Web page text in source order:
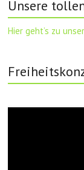
Unsere
Hier geht’s zu
Player